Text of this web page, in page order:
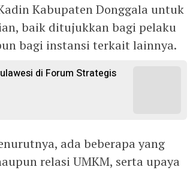
Kabupaten Donggala untuk
baik ditujukkan bagi pelaku
bagi instansi terkait lainnya.
di Forum Strategis
ada beberapa yang
relasi UMKM, serta upaya